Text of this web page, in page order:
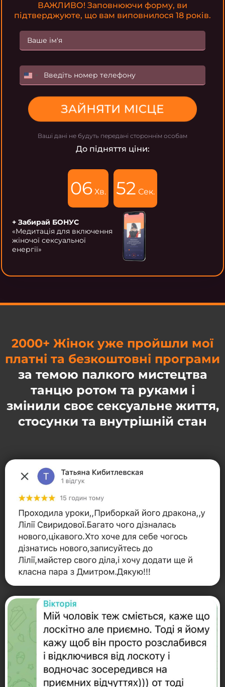
ВАЖЛИВО! Заповнюючи форму, ви
підтверджуюте, що вам виповнилося 18 років.
U
t
1
ЗАЙНЯТИ МІСЦЕ
Ваші дані не будуть передані стороннім особам
До підняття ціни:
06 Хв. 50 Сек.
+ Забирай БОНУС
«Медитація для включення
жіночої сексуальної
енергії»
2000+ Жінок уже пройшли мої
платні та безкоштовні програми
за темою палкого мистецтва
танцю ротом та руками і
змінили своє сексуальне життя,
стосунки та внутрішній стан